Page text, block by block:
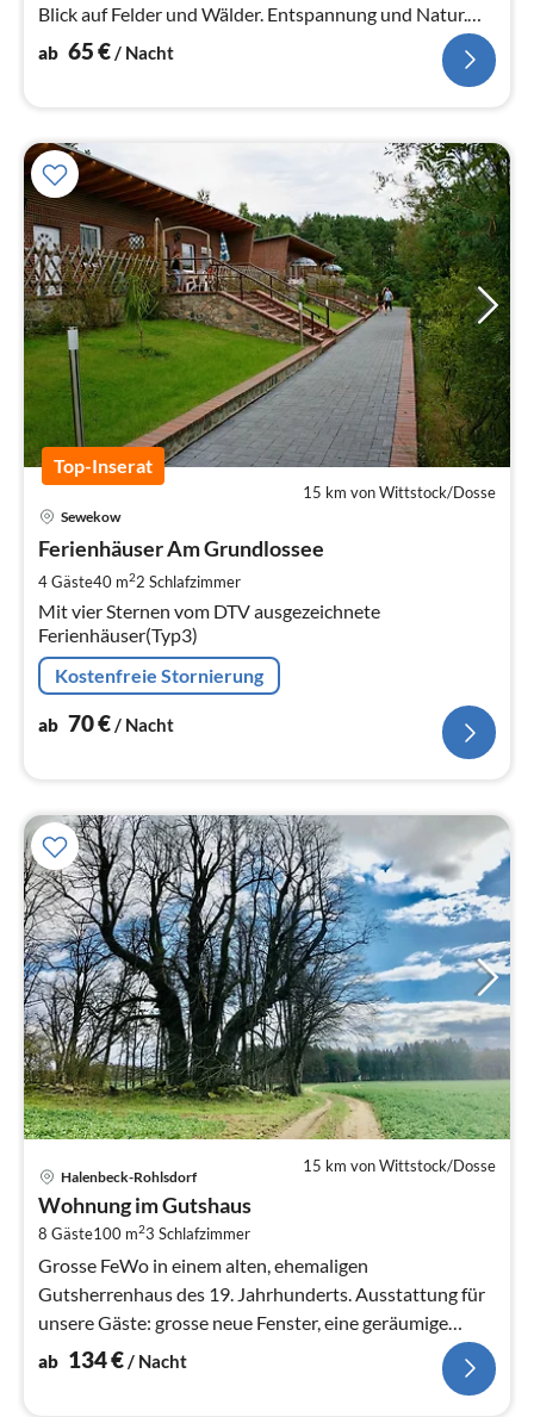
Blick auf Felder und Wälder. Entspannung und Natur.
+++ HUND WILLKOMMEN +++
ab 65€/ Nacht
Top-Inserat
15 km von Wittstock/Dosse
Sewekow
Ferienhäuser Am Grundlossee
4 Gäste40 m22 Schlafzimmer
Mit vier Sternen vom DTV ausgezeichnete
Ferienhäuser(Typ3)
Kostenfreie Stornierung
ab 70€/ Nacht
15 km von Wittstock/Dosse
Halenbeck-Rohlsdorf
Wohnung im Gutshaus
8 Gäste100 m23 Schlafzimmer
Grosse FeWo in einem alten, ehemaligen
Gutsherrenhaus des 19. Jahrhunderts. Ausstattung für
unsere Gäste: grosse neue Fenster, eine geräumige
Küche mit Fernseher und Geschirrspüler...
ab 134€/ Nacht